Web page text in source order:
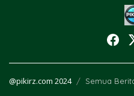
@pikirz.com 2024 Semua